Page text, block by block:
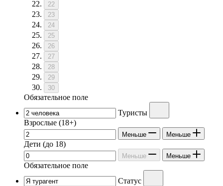
22
23
24
25
26
27
28
29
30
Обязательное поле
Туристы
Взрослые (18+)
Меньше Меньше
Дети (до 18)
Меньше Меньше
Обязательное поле
Статус